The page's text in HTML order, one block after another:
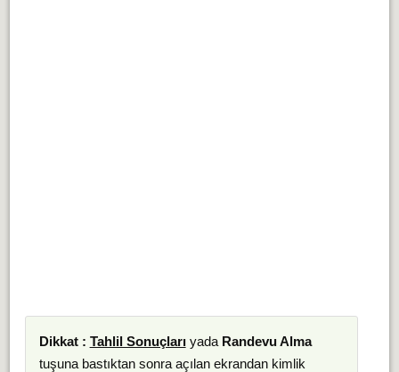
Dikkat : Tahlil Sonuçlarıyada Randevu Alma
tuşuna bastıktan sonra açılan ekrandan kimlik